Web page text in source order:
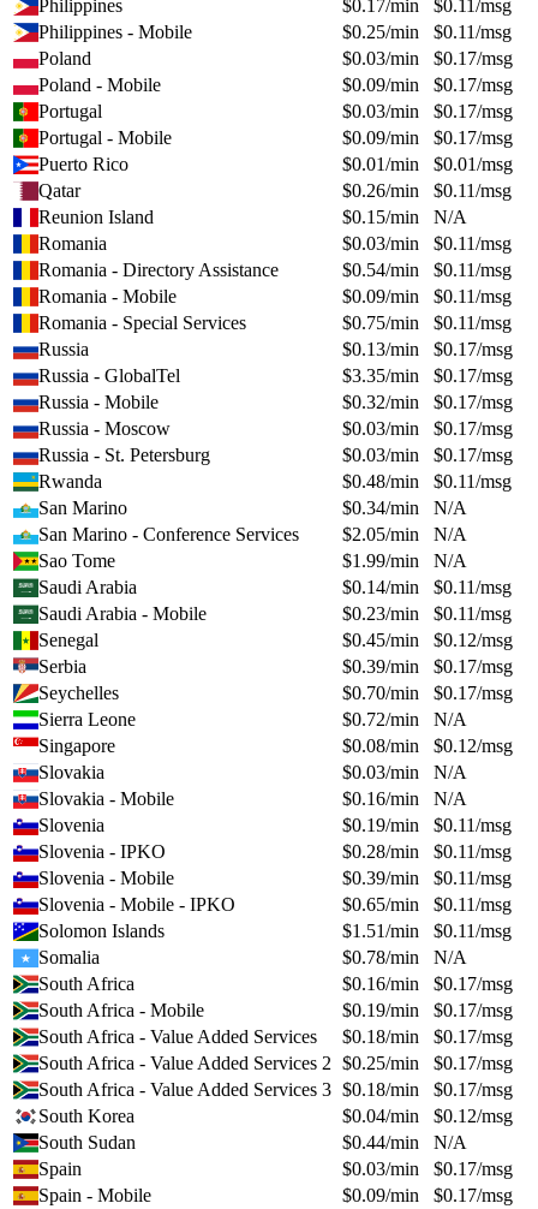
Philippines $0.17/min $0.11 /msg
Philippines - Mobile
$0.25/min $0.11/msg
Poland
$0.03/min $0.17/msg
Poland - Mobile
$0.09/min $0.17/msg
Portugal
$0.03/min $0.17/msg
Portugal - Mobile
$0.09/min $0.17/msg
Puerto Rico
$0.01/min $0.01/msg
Qatar
$0.26/min $0.11/msg
Reunion Island
$0.15/min
N/A
Romania
$0.03/min $0.11/msg
Romania - Directory Assistance
$0.54/min $0.11/msg
Romania - Mobile
$0.09/min $0.11/msg
Romania - Special Services
$0.75/min $0.11/msg
Russia
$0.13/min $0.17/msg
Russia - GlobalTel
$3.35/min $0.17/msg
Russia - Mobile
$0.32/min $0.17/msg
Russia - Moscow
$0.03/min $0.17/msg
Russia - St. Petersburg
$0.03/min $0.17/msg
Rwanda
$0.48/min $0.11/msg
San Marino
$0.34/min
N/A
San Marino - Conference Services
$2.05/min
N/A
Sao Tome
$1.99/min
N/A
Saudi Arabia
$0.14/min $0.11/msg
Saudi Arabia - Mobile
$0.23/min $0.11/msg
Senegal
$0.45/min $0.12/msg
Serbia
$0.39/min $0.17/msg
Seychelles
$0.70/min $0.17/msg
Sierra Leone
$0.72/min
N/A
Singapore
$0.08/min $0.12/msg
Slovakia
$0.03/min
N/A
Slovakia - Mobile
$0.16/min
N/A
Slovenia
$0.19/min $0.11/msg
Slovenia - IPKO
$0.28/min $0.11/msg
Slovenia - Mobile
$0.39/min $0.11/msg
Slovenia - Mobile - IPKO
$0.65/min $0.11/msg
Solomon Islands
$1.51/min $0.11/msg
Somalia
$0.78/min
N/A
South Africa
$0.16/min $0.17/msg
South Africa - Mobile
$0.19/min $0.17/msg
South Africa - Value Added Services
$0.18/min $0.17/msg
South Africa - Value Added Services 2 $0.25/min $0.17/msg
South Africa - Value Added Services 3 $0.18/min $0.17/msg
South Korea
$0.04/min $0.12/msg
South Sudan
$0.44/min
N/A
Spain
$0.03/min $0.17/msg
Spain - Mobile
$0.09/min $0.17/msg